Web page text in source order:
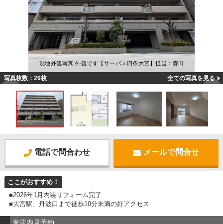
現地外観写真 外観です【サーパス四条大宮】担当：森田
写真枚数：29枚 全ての写真を見る
電話で問合わせ メールで問合せ
ここがおすすめ！
■2026年1月内装リフォーム完了
■大宮駅、丹波口まで徒歩10分未満の好アクセス